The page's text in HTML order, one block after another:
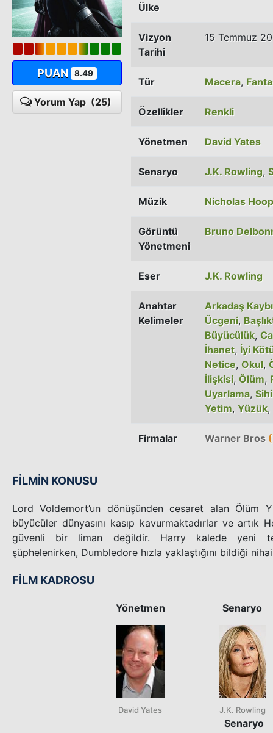
PUAN 8.49
Yorum Yap (25)
Ülke
Vizyon
Tarihi
15 Temmuz
Tür Macera,
Özellikler Renkli
Yönetmen David Yates
Senaryo J.K. Rowling,
Müzik Nicholas
Görüntü
Yönetmeni
Bruno
Eser J.K. Rowling
Anahtar
Kelimeler
Arkadaş Kaybı
Ücgeni,
Büyücülük,
İhanet, İyi
Netice, Okul,
İlişkisi, Ölüm,
Uyarlama,
Yetim, Yüzük,
Firmalar Warner Bros
FİLMİN KONUSU
Lord Voldemort’un dönüşünden cesaret alan Ölüm
büyücüler dünyasını kasıp kavurmaktadırlar ve
güvenli bir liman değildir. Harry kalede yeni
şüphelenirken, Dumbledore hızla yaklaştığını bildiği
FİLM KADROSU
Yönetmen
David Yates
Senaryo
J.K. Rowling
Senaryo